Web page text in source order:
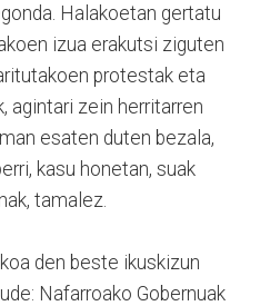
Halakoetan gertatu
izua erakutsi ziguten
protestak eta
agintari zein herritarren
esaten duten bezala,
kasu honetan, suak
tamalez.
den beste ikuskizun
Nafarroako Gobernuak